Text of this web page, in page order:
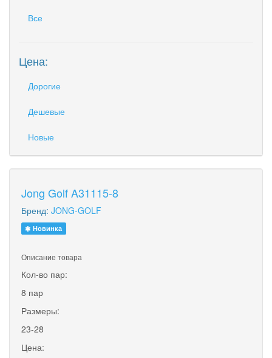
Все
Цена:
Дорогие
Дешевые
Новые
Jong Golf A31115-8
Бренд: JONG-GOLF
Новинка
Описание товара
Кол-во пар:
8 пар
Размеры:
23-28
Цена: